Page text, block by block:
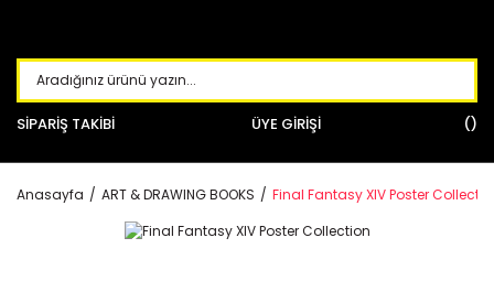
SİPARİŞ TAKİBİ ÜYE GİRİŞİ
Anasayfa ART & DRAWING BOOKS Final Fantasy XIV Poster